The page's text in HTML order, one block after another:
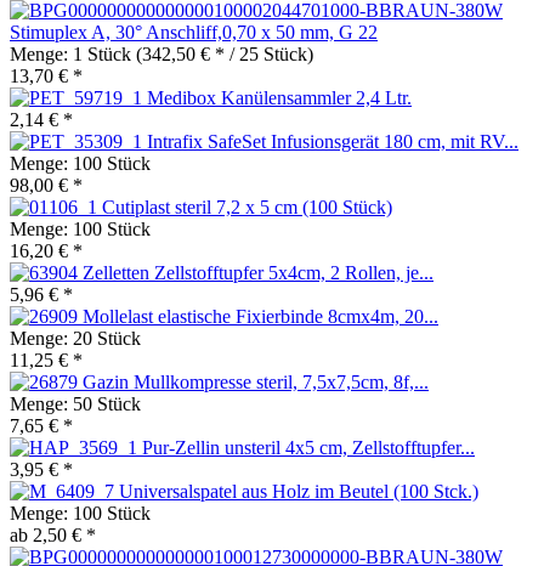
Stimuplex A, 30° Anschliff,0,70 x 50 mm, G 22
Menge: 1 Stück (342,50 € * / 25 Stück)
13,70 € *
Medibox Kanülensammler 2,4 Ltr.
2,14 € *
Intrafix SafeSet Infusionsgerät 180 cm, mit RV...
Menge: 100 Stück
98,00 € *
Cutiplast steril 7,2 x 5 cm (100 Stück)
Menge: 100 Stück
16,20 € *
Zelletten Zellstofftupfer 5x4cm, 2 Rollen, je...
5,96 € *
Mollelast elastische Fixierbinde 8cmx4m, 20...
Menge: 20 Stück
11,25 € *
Gazin Mullkompresse steril, 7,5x7,5cm, 8f,...
Menge: 50 Stück
7,65 € *
Pur-Zellin unsteril 4x5 cm, Zellstofftupfer...
3,95 € *
Universalspatel aus Holz im Beutel (100 Stck.)
Menge: 100 Stück
ab 2,50 € *